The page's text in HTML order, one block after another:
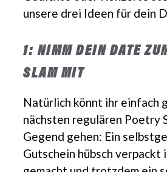
unsere drei Ideen für dein
1: NIMM DEIN DATE
SLAM MIT
Natürlich könnt ihr einfach
nächsten regulären Poetry
Gegend gehen: Ein
Gutschein hübsch verpackt